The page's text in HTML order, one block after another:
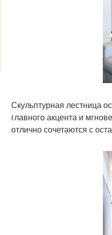
Скульптурная лестница
главного акцента и
отлично сочетаются с